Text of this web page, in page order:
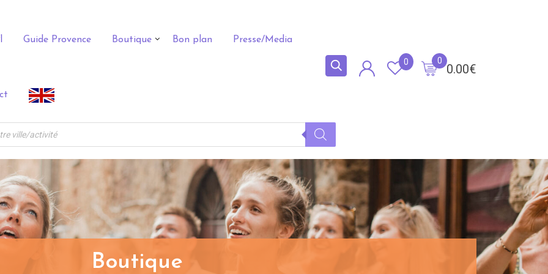
Guide Provence Boutique Bon plan Presse/Media
0.00€
0
0
Boutique